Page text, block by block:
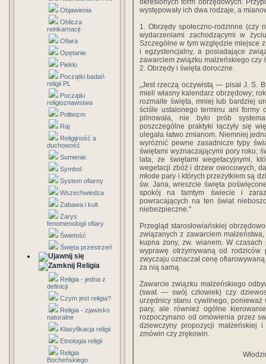
Objawienia
Oblicza
reinkarnacji
Ofiara
Opętanie
Piekło
Początki badań
religii PL
Początki
religioznawstwa
Politeizm
Raj
Religijność a
duchowość
Sumienie
Symbol
System ofiarny
Wszechwiedza
Zabawa i kult
Zarys
fenomenologii ofiary
Świetość
Święta przestrzeń
Religia
Religia - jedna z
definicji
Czym jest religia?
Religia - zjawisko
naturalne
Klasyfikacja religii
Etnologia religii
Religia
Bocheńskiego
określonych form obrzędowych.
występowały ich dwa ro­dzaje, a
1. Obrzędy społeczno-rodzinne (czy
wydarze­niami zachodzącymi w
Szczególne w tym względzie miejsce
i egzystencjalny, a posiadające
zawarciem związku małżeń­skiego czy
2. Obrzędy i święta doroczne.
„Jest rzeczą oczywi­stą — pisał J. S.
mieli własny kalendarz obrzędowy;
rozmaite święta, mniej lub bardziej
ściśle ustalonego terminu ani formy
pilnowała, nie było prób
poszczególne praktyki łączyły się
ulegała łat­wo zmianom. Niemniej
wyróżnić pew­ne zasadnicze typy
świętami wyznaczają­cymi pory roku;
lata, ze świętami wegetacyjnymi,
wegetacji zbóż i drzew owo­cowych,
młode pary i których przeżyt­kiem są
św. Jana, wreszcie święta
spokój na tamtym świecie i
powracających na ten świat
niebez­pieczne."
Przegląd starosłowiańskiej
związa­nych z zawarciem
kupna żony, zw. wianem. W
wyprawę otrzymywaną od rodziców
zwyczaju oznaczał cenę
za nią samą.
Zawarcie związku małżeńskiego
(swat — swój człowiek) czy
urzędnicy stanu cywilnego, ponieważ
pary, ale również ogólne
rozpoczynano od omówienia przez
dziew­czyny propozycji
zmówin czy zręko­win.